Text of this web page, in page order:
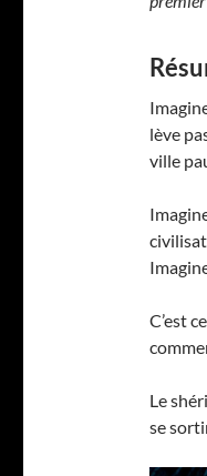
lève
ville
C’est
Le
se